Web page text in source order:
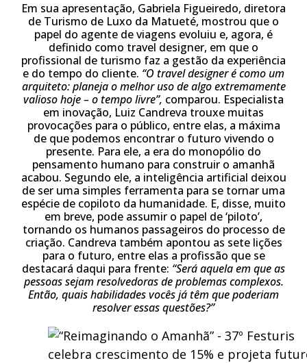
Em sua apresentação, Gabriela Figueiredo, diretora
de Turismo de Luxo da Matueté, mostrou que o
papel do agente de viagens evoluiu e, agora, é
definido como travel designer, em que o
profissional de turismo faz a gestão da experiência
e do tempo do cliente. “O travel designer é como um
arquiteto: planeja o melhor uso de algo extremamente
valioso hoje – o tempo livre”, comparou. Especialista
em inovação, Luiz Candreva trouxe muitas
provocações para o público, entre elas, a máxima
de que podemos encontrar o futuro vivendo o
presente. Para ele, a era do monopólio do
pensamento humano para construir o amanhã
acabou. Segundo ele, a inteligência artificial deixou
de ser uma simples ferramenta para se tornar uma
espécie de copiloto da humanidade. E, disse, muito
em breve, pode assumir o papel de ‘piloto’,
tornando os humanos passageiros do processo de
criação. Candreva também apontou as sete lições
para o futuro, entre elas a profissão que se
destacará daqui para frente: “Será aquela em que as
pessoas sejam resolvedoras de problemas complexos.
Então, quais habilidades vocês já têm que poderiam
resolver essas questões?”